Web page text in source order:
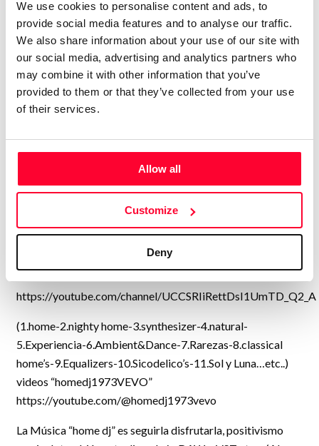
We use cookies to personalise content and ads, to
provide social media features and to analyse our traffic.
We also share information about your use of our site with
our social media, advertising and analytics partners who
may combine it with other information that you’ve
provided to them or that they’ve collected from your use
of their services.
Allow all
Customize
Deny
colaboraciones y ensayos, grupo…
Escucho con Audial..estoy al día de la música alternativa
como electro progresivo inglés house-dance-tecno..
Groove americano y psicodélico-electro Noruego , Goa
alemán o español, flamenco y jazz o rock-heavy-blues...
Creo y hago con sintetizadores con daws una música
crear historias un poco cinematografícas en electro
alternativo. Escucho y veo vídeos de todos estos estilos
musicales
Albums Y Singles..
https://youtube.com/channel/UCCSRIiRettDsI1UmTD_Q2_A
(1.home-2.nighty home-3.synthesizer-4.natural-
5.Experiencia-6.Ambient&Dance-7.Rarezas-8.classical
home’s-9.Equalizers-10.Sicodelico’s-11.Sol y Luna…etc..)
videos “homedj1973VEVO”
https://youtube.com/@homedj1973vevo
La Música “home dj” es seguirla disfrutarla, positivismo